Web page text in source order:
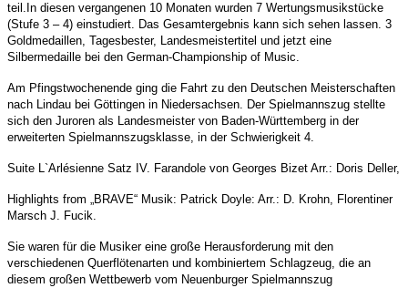
teil. In diesen vergangenen 10 Monaten wurden 7 Wertungsmusikstücke
(Stufe 3 – 4) einstudiert. Das Gesamtergebnis kann sich sehen lassen. 3
Goldmedaillen, Tagesbester, Landesmeistertitel und jetzt eine
Silbermedaille bei den German-Championship of Music.
Am Pfingstwochenende ging die Fahrt zu den Deutschen Meisterschaften
nach Lindau bei Göttingen in Niedersachsen. Der Spielmannszug stellte
sich den Juroren als Landesmeister von Baden-Württemberg in der
erweiterten Spielmannszugsklasse, in der Schwierigkeit 4.
Suite L`Arlésienne Satz IV. Farandole von Georges Bizet Arr.: Doris Deller,
Highlights from „BRAVE“ Musik: Patrick Doyle: Arr.: D. Krohn, Florentiner
Marsch J. Fucik.
Sie waren für die Musiker eine große Herausforderung mit den
verschiedenen Querflötenarten und kombiniertem Schlagzeug, die an
diesem großen Wettbewerb vom Neuenburger Spielmannszug